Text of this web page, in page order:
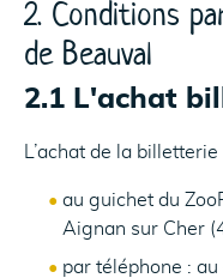
2. Conditions
de Beauval
2.1 L'achat
L’achat de la billetterie
au guichet du
Aignan sur Cher
par téléphone :